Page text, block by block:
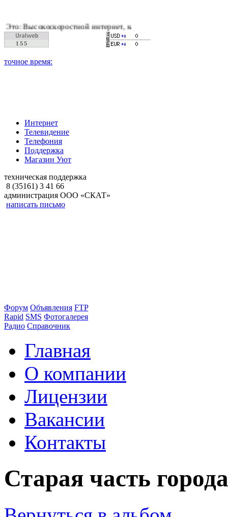
интернет, качественное цифровое и кабельное
Интернет
Телевидение
Телефония
Поддержка
Магазин Уют
техническая поддержка
8 (35161) 3 41 66
администрация ООО «СКАТ»
написать письмо
Форум Объявления FTP
Rapid SMS Фотогалерея
Радио Справочник
Главная
О компании
Лицензии
Вакансии
Контакты
Старая часть